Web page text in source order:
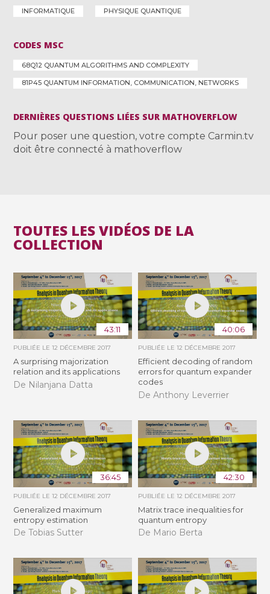
INFORMATIQUE PHYSIQUE QUANTIQUE
CODES MSC
68Q12 QUANTUM ALGORITHMS AND COMPLEXITY
81P45 QUANTUM INFORMATION, COMMUNICATION, NETWORKS
DERNIÈRES QUESTIONS LIÉES SUR MATHOVERFLOW
Pour poser une question, votre compte Carmin.tv
doit être connecté à mathoverflow
TOUTES LES VIDÉOS DE LA
COLLECTION
43:11
PUBLIÉE LE12 DÉCEMBRE 2017
A surprising majorization
relation and its applications
De Nilanjana Datta
40:06
PUBLIÉE LE 12 DÉCEMBRE 2017
Efficient decoding of random
errors for quantum expander
codes
De Anthony Leverrier
36:45
PUBLIÉE LE12 DÉCEMBRE 2017
Generalized maximum
entropy estimation
De Tobias Sutter
42:30
PUBLIÉE LE 12 DÉCEMBRE 2017
Matrix trace inequalities for
quantum entropy
De Mario Berta